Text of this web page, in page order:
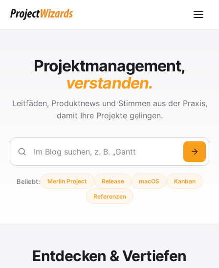
Projektmanagement,
verstanden.
Leitfäden, Produktnews und Stimmen aus der Praxis,
damit Ihre Projekte gelingen.
Suchen
Beliebt: Merlin Project Release macOS Kanban
Referenzen
Entdecken & Vertiefen